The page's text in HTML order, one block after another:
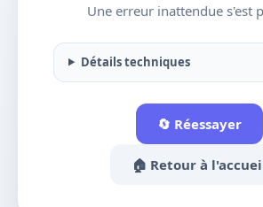
Une erreur inattendue s'est
Détails techniques
🔄 Réessayer
🏠 Retour à